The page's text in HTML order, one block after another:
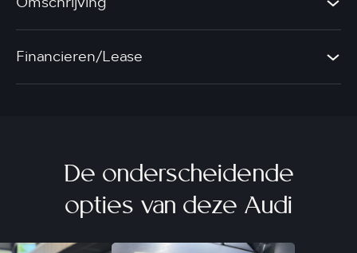
Financieren/Lease
De onderscheidende
opties van deze Audi